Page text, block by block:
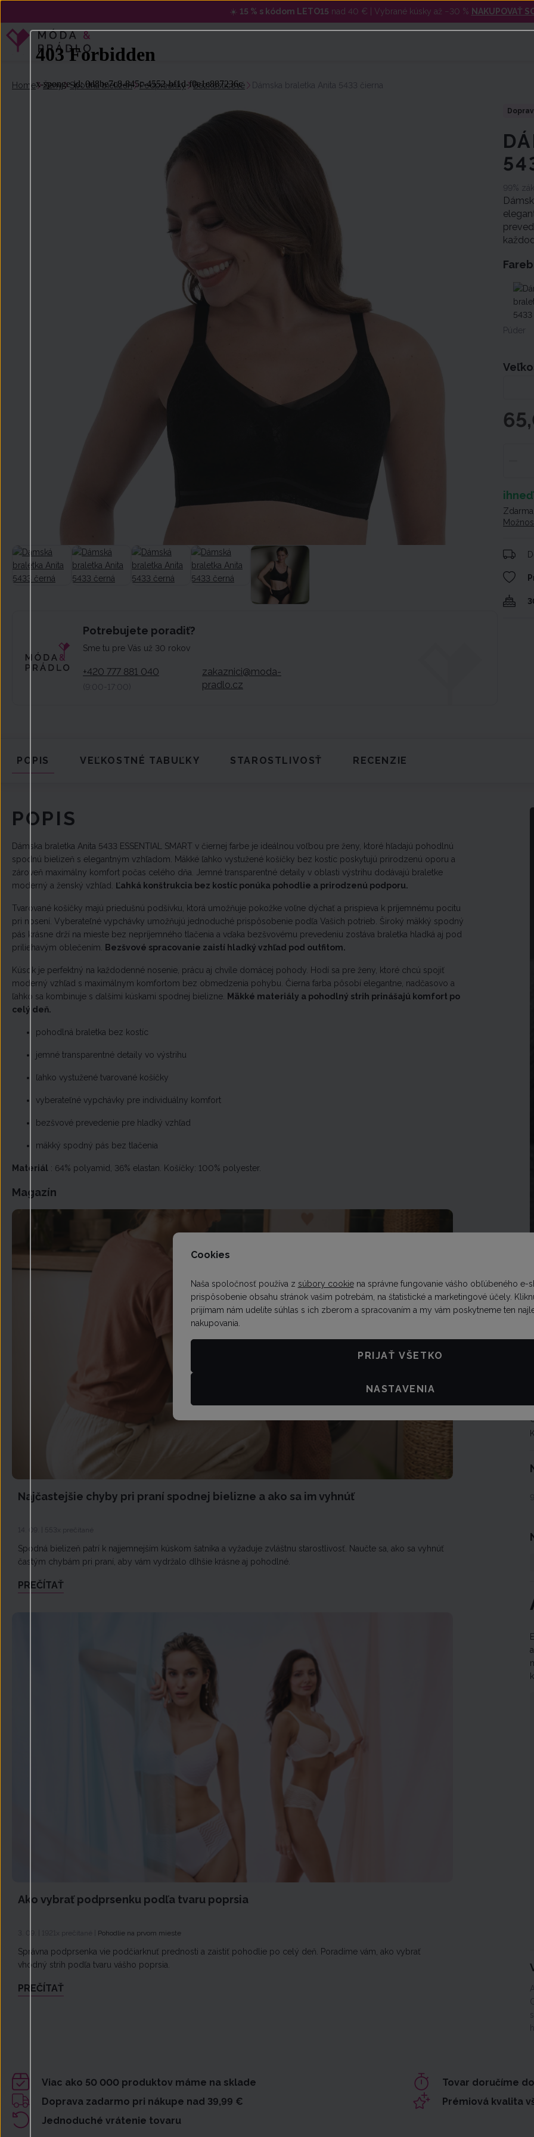
☀️ 15 % s kódom LETO15 nad 40 € | Vybrané kúsky až −30 % NAKUPOVAŤ
Home Ženy Spodná bielizeň Podprsenky Bezkosticové Dámska braletka Anita 5433 čierna
Potrebujete poradiť?
Sme tu pre Vás už 30 rokov
+420 777 881 040
(9:00-17:00)
zakaznici@moda-
pradlo.cz
99%
Púder
POPIS VEĽKOSTNÉ TABUĽKY STAROSTLIVOSŤ RECENZIE
POPIS
Dámska braletka Anita 5433 ESSENTIAL SMART v čiernej farbe je ideálnou voľbou pre ženy, ktoré hľadajú pohodlnú
spodnú bielizeň s elegantným vzhľadom. Mäkké ľahko vystužené košíčky bez kostíc poskytujú prirodzenú oporu a
zároveň maximálny komfort počas celého dňa. Jemné transparentné detaily v oblasti výstrihu dodávajú braletke
moderný a ženský vzhľad. Ľahká konštrukcia bez kostíc ponúka pohodlie a prirodzenú podporu.
Tvarované košíčky majú priedušnú podšívku, ktorá umožňuje pokožke voľne dýchať a prispieva k príjemnému pocitu
pri nosení. Vyberateľné vypchávky umožňujú jednoduché prispôsobenie podľa Vašich potrieb. Široký mäkký spodný
pás krásne drží na mieste bez nepríjemného tlačenia a vďaka bezšvovému prevedeniu zostáva braletka hladká aj pod
priliehavým oblečením.
Bezšvové spracovanie zaistí hladký vzhľad pod outfitom.
Kúsok je perfektný na každodenné nosenie, prácu aj chvíle domácej pohody. Hodí sa pre ženy, ktoré chcú spojiť
moderný vzhľad s maximálnym komfortom bez obmedzenia pohybu. Čierna farba pôsobí elegantne, nadčasovo a
ľahko sa kombinuje s ďalšími kúskami spodnej bielizne.
Mäkké materiály a pohodlný strih prinášajú komfort po
celý deň.
pohodlná braletka bez kostíc
jemné transparentné detaily vo výstrihu
ľahko vystužené tvarované košíčky
vyberateľné vypchávky pre individuálny komfort
bezšvové prevedenie pre hladký vzhľad
mäkký spodný pás bez tlačenia
Materiál : 64% polyamid, 36% elastan. Košíčky: 100% polyester.
Magazín
Najčastejšie chyby pri praní spodnej bielizne a ako sa im vyhnúť
14. 09. | 553x prečítané
Spodná bielizeň patrí k najjemnejším kúskom šatníka a vyžaduje zvláštnu starostlivosť. Naučte sa, ako sa vyhnúť
častým chybám pri praní, aby vám vydržalo dlhšie krásne aj pohodlné.
PREČÍTAŤ
Ako vybrať podprsenku podľa tvaru poprsia
3. 09. | 1921x prečítané | Pohodlie na prvom mieste
Správna podprsenka vie podčiarknuť prednosti a zaistiť pohodlie po celý deň. Poradíme vám, ako vybrať
vhodný strih podľa tvaru vášho poprsia.
PREČÍTAŤ
Viac ako 50 000 produktov máme na sklade
Tovar doručíme
Doprava zadarmo pri nákupe nad 39,99 €
Prémiová kvalita
Jednoduché vrátenie tovaru
Cookies
Naša spoločnosť používa z súbory cookiena správne fungovanie vášho obľúbeného e-
prispôsobenie obsahu stránok vašim potrebám, na štatistické a marketingové účely.
prijímam nám udelíte súhlas s ich zberom a spracovaním a my vám poskytneme ten
nakupovania.
NASTAVENIA
PRIJAŤ VŠETKO